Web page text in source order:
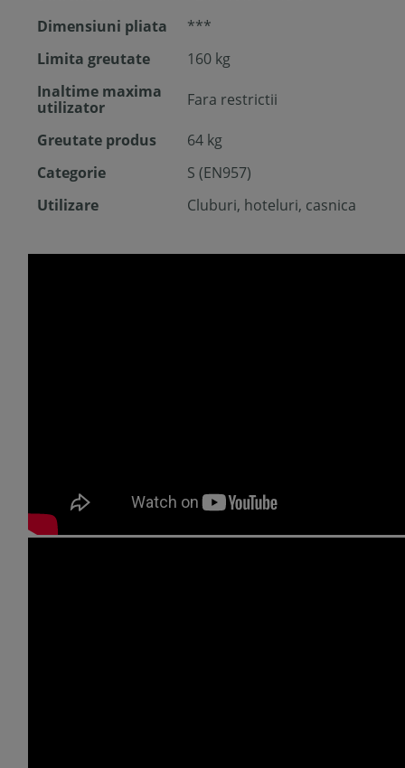
Dimensiuni pliata
***
Limita greutate
160 kg
Inaltime maxima
utilizator
Fara restrictii
Greutate produs
64 kg
Categorie
S (EN957)
Utilizare
Cluburi, hoteluri, casnica